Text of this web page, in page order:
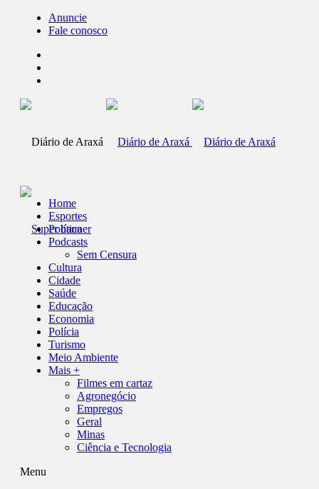
Anuncie
Fale conosco
Home
Esportes
Política
Podcasts
Sem Censura
Cultura
Cidade
Saúde
Educação
Economia
Polícia
Turismo
Meio Ambiente
Mais +
Filmes em cartaz
Agronegócio
Empregos
Geral
Minas
Ciência e Tecnologia
Menu